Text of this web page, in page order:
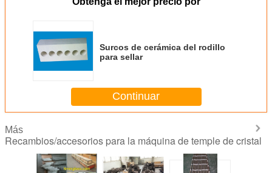
Surcos de cerámica del rodillo
para sellar
Continuar
Más
Recambios/accesorios para la máquina de temple de cristal